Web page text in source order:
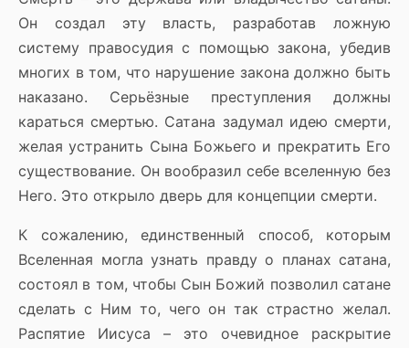
Он создал эту власть, разработав ложную
систему правосудия с помощью закона, убедив
многих в том, что нарушение закона должно быть
наказано. Серьёзные преступления должны
караться смертью. Сатана задумал идею смерти,
желая устранить Сына Божьего и прекратить Его
существование. Он вообразил себе вселенную без
Него. Это открыло дверь для концепции смерти.
К сожалению, единственный способ, которым
Вселенная могла узнать правду о планах сатана,
состоял в том, чтобы Сын Божий позволил сатане
сделать с Ним то, чего он так страстно желал.
Распятие Иисуса – это очевидное раскрытие